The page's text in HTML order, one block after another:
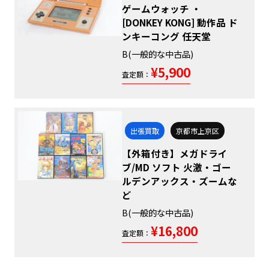
ゲームウォッチ ・
[DONKEY KONG] 動作品 ド
ンキーコング 任天堂
B(一般的な中古品)
査定額： ¥5,900
出張買取 京都市上京区
【外箱付き】メガドライ
ブ/MD ソフト 火激・ゴー
ルデンアックス・ズームな
ど
B(一般的な中古品)
査定額： ¥16,800